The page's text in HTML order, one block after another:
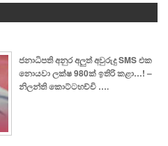
ජනාධිපති අනුර අලුත් අවුරුදු SMS එක
නොයවා ලක්ෂ 980ක් ඉතිරි කළා…! –
නිලන්ති කොට්ටහච්චි ….